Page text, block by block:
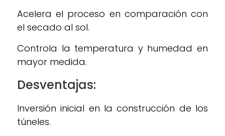
Acelera el proceso en comparación con
el secado al sol.
Controla la temperatura y humedad en
mayor medida.
Desventajas:
Inversión inicial en la construcción de los
túneles.